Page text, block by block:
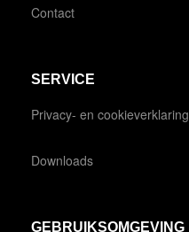
Contact
SERVICE
Privacy- en cookieverklaring
Downloads
GEBRUIKSOMGEVING